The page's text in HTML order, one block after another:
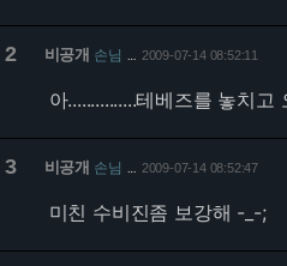
2 비공개 손님 2009-07-14 08:52:11
아...............테베즈를 놓치고
3 비공개 손님 2009-07-14 08:52:47
미친 수비진좀 보강해 -_-;